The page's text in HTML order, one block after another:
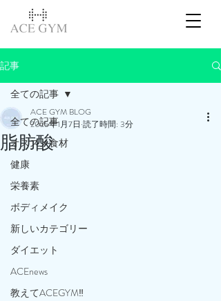
記事
全ての記事
オススメ食材
健康
栄養素
ボディメイク
新しいカテゴリー
ダイエット
ACEnews
教えてACEGYM‼️
全ての記事
脂肪酸
ACE GYM BLOG
2025年1月7日 読了時間: 3分